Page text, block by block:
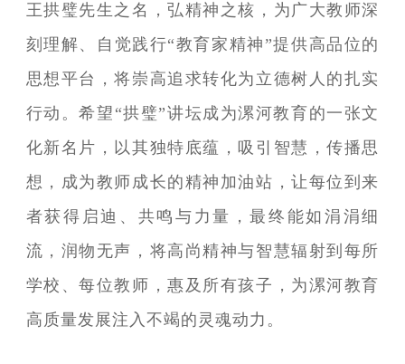
王拱璧先生之名，弘精神之核，为广大教师深
刻理解、自觉践行“教育家精神”提供高品位的
思想平台，将崇高追求转化为立德树人的扎实
行动。希望“拱璧”讲坛成为漯河教育的一张文
化新名片，以其独特底蕴，吸引智慧，传播思
想，成为教师成长的精神加油站，让每位到来
者获得启迪、共鸣与力量，最终能如涓涓细
流，润物无声，将高尚精神与智慧辐射到每所
学校、每位教师，惠及所有孩子，为漯河教育
高质量发展注入不竭的灵魂动力。